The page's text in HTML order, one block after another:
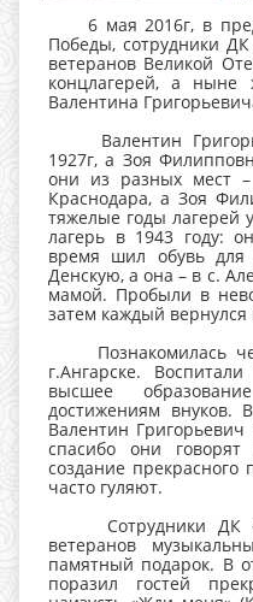
6 мая 2016г, в
Победы, сотрудники
ветеранов Великой
концлагерей, а ныне
Валентина
Валентин
1927г, а Зоя
они из разных мест –
Краснодара, а Зоя
тяжелые годы лагерей
лагерь в 1943 году:
время шил обувь для
Денскую, а она – в с.
мамой. Пробыли в
затем каждый вернулся
Познакомилась
г.Ангарске.
высшее
достижениям внуков.
Валентин
спасибо они говорят
создание прекрасного
часто гуляют.
Сотрудники ДК
ветеранов
памятный подарок. В
поразил гостей